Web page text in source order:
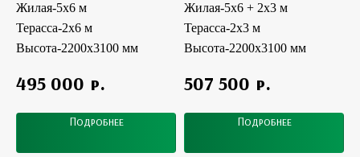
Жилая-5х6 м
Терасса-2x6 м
Высота-2200х3100 мм
495 000 р.
Подробнее
Жилая-5х6 + 2x3 м
Терасса-2x3 м
Высота-2200х3100 мм
507 500 р.
Подробнее